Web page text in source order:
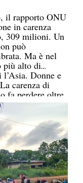
il rapporto ONU
in carenza
309 milioni. Un
può
Ma è nel
più alto di
l’Asia. Donne e
carenza di
fa perdere oltre
pesce e